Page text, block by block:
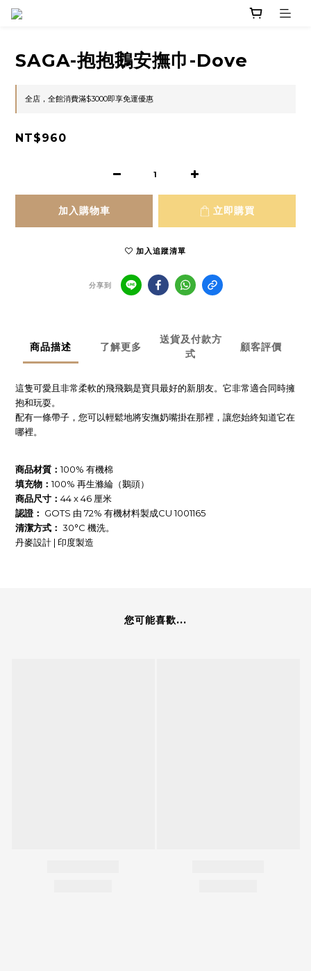
SAGA-抱抱鵝安撫巾-Dove
全店，全館消費滿$3000即享免運優惠
NT$960
加入購物車 立即購買
加入追蹤清單
分享到
商品描述 了解更多
送貨及付款方
式
顧客評價
這隻可愛且非常柔軟的飛飛鵝是寶貝最好的新朋友。它非常適合同時擁
抱和玩耍。
配有一條帶子，您可以輕鬆地將安撫奶嘴掛在那裡，讓您始終知道它在
哪裡。
商品材質：100% 有機棉
填充物：100% 再生滌綸（鵝頭）
商品尺寸： 44 x 46 厘米
認證： GOTS 由 72% 有機材料製成CU 1001165
清潔方式： 30°C 機洗。
丹麥設計 | 印度製造
您可能喜歡...